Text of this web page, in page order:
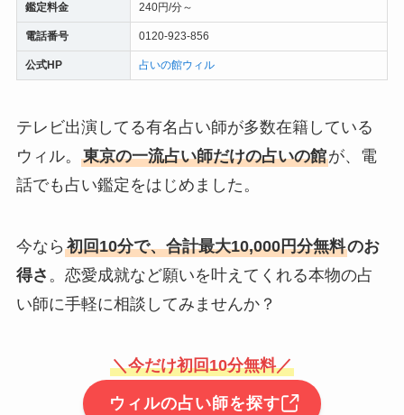
鑑定料金 240円/分～
電話番号 0120-923-856
公式HP 占いの館ウィル
テレビ出演してる有名占い師が多数在籍している
ウィル。 東京の一流占い師だけの占いの館が、電
話でも占い鑑定をはじめました。
今なら 初回10分で、合計最大10,000円分無料のお
得さ 。恋愛成就など願いを叶えてくれる本物の占
い師に手軽に相談してみませんか？
＼今だけ初回10分無料／
ウィルの占い師を探す